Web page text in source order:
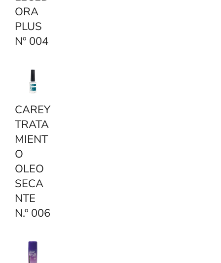
ORA
PLUS
Nº 004
CAREY
TRATA
MIENT
O
OLEO
SECA
NTE
N.º 006